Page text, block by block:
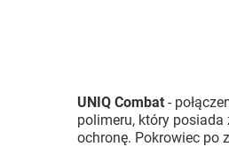
UNIQ Combat -
polimeru, który posiada
ochronę. Pokrowiec po